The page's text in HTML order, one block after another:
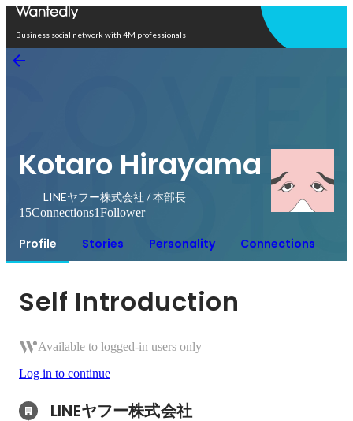
Business social network with 4M professionals
Kotaro Hirayama
LINEヤフー株式会社 / 本部長
15Connections1Follower
Profile Stories Personality Connections
Self Introduction
Available to logged-in users only
Log in to continue
LINEヤフー株式会社